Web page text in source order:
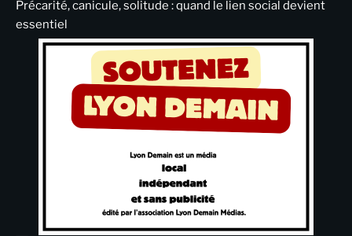
Précarité, canicule, solitude : quand le lien social devient
essentiel